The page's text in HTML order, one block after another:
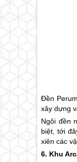
Đền
xây dựng
Ngôi đền
biệt, tới
xiên các
6. Khu